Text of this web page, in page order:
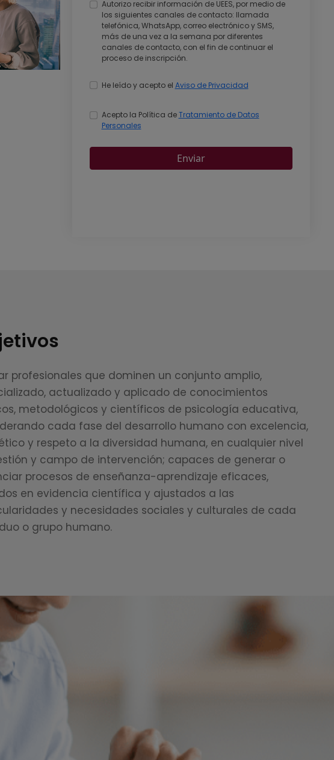
profesionales que dominen un conjunto amplio,
actualizado y aplicado de conocimientos
metodológicos y científicos de psicología educativa,
cada fase del desarrollo humano con excelencia,
y respeto a la diversidad humana, en cualquier nivel
y campo de intervención; capaces de generar o
procesos de enseñanza-aprendizaje eficaces,
en evidencia científica y ajustados a las
y necesidades sociales y culturales de cada
o grupo humano.